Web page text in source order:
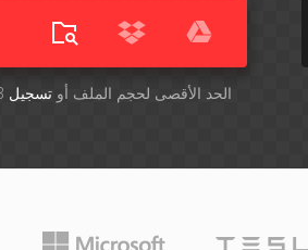
أسقِط الملفات هنا. 1 GB الحد الأقصى لحجم الملف أوتسجيل